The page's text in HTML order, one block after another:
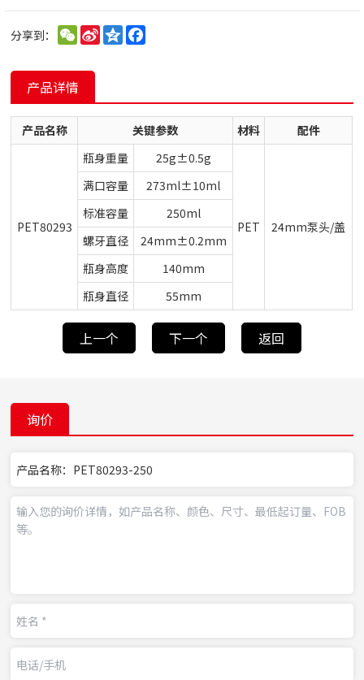
分享到： WeChat
Sina
Weibo
Qzone
产品详情
产品名称 关键参数 材料 配件
PET80293
瓶身重量 25g±0.5g
PET 24mm泵头/盖
满口容量
273ml±10ml
标准容量
250ml
螺牙直径
24mm±0.2mm
瓶身高度
140mm
瓶身直径
55mm
上一个 下一个 返回
询价